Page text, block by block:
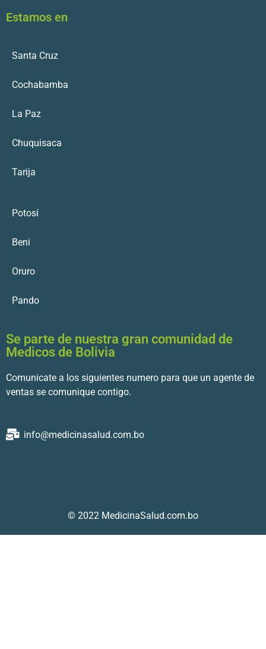
Estamos en
Santa Cruz
Cochabamba
La Paz
Chuquisaca
Tarija
Potosí
Beni
Oruro
Pando
Se parte de nuestra gran comunidad de
Medicos de Bolivia
Comunicate a los siguientes numero para que un agente de
ventas se comunique contigo.
info@medicinasalud.com.bo
© 2022 MedicinaSalud.com.bo